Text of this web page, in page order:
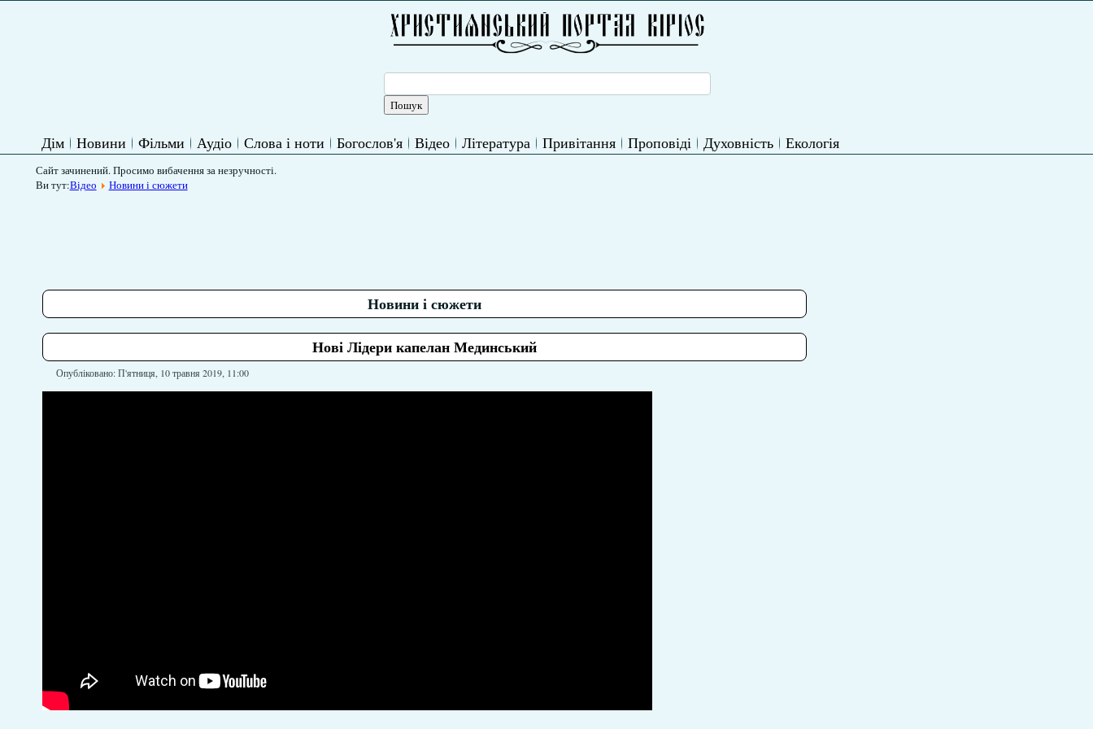
Дім Новини Фільми Аудіо Слова і ноти Богослов'я Відео Література Привітання Проповіді Духовність Екологія
Сайт зачинений. Просимо вибачення за незручності.
Ви тут:Відео Новини і сюжети
Новини і сюжети
Нові Лідери капелан Мединський
Опубліковано: П'ятниця, 10 травня 2019, 11:00